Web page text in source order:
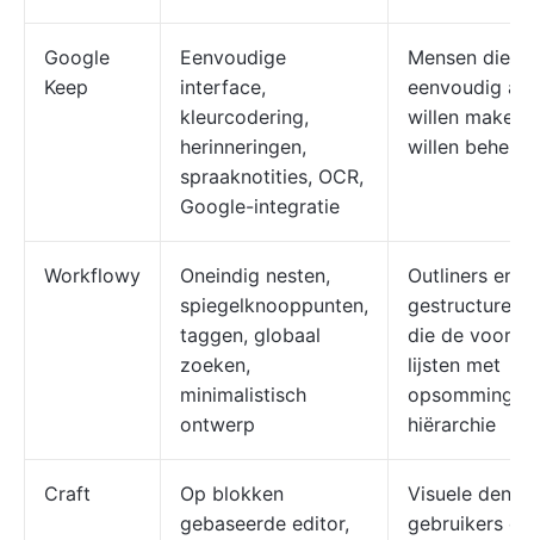
Google
Keep
Eenvoudige
interface,
kleurcodering,
herinneringen,
spraaknotities, OCR,
Google-integratie
Mensen die
eenvoudig
willen maken
willen
Workflowy
Oneindig nesten,
spiegelknooppunten,
taggen, globaal
zoeken,
minimalistisch
ontwerp
Outliners en
die de
lijsten met
hiërarchie
Craft
Op blokken
gebaseerde editor,
Visuele
gebruikers